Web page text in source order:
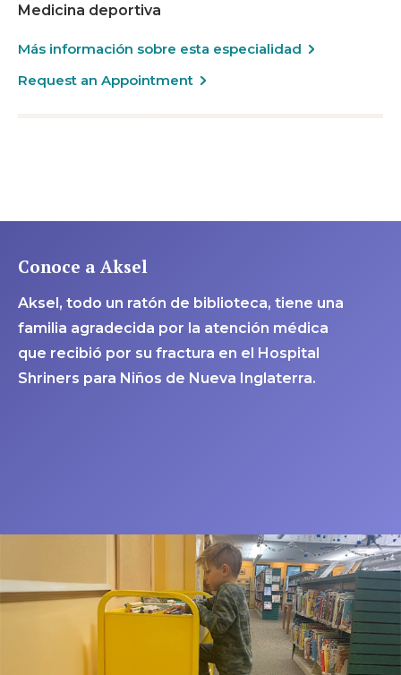
Medicina deportiva
Más información sobre esta especialidad
Request an Appointment
Conoce a Aksel
Aksel, todo un ratón de biblioteca, tiene una
familia agradecida por la atención médica
que recibió por su fractura en el Hospital
Shriners para Niños de Nueva Inglaterra.